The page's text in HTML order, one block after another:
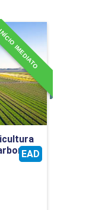
DE
EAD
IMEDIATO
em
Baixa